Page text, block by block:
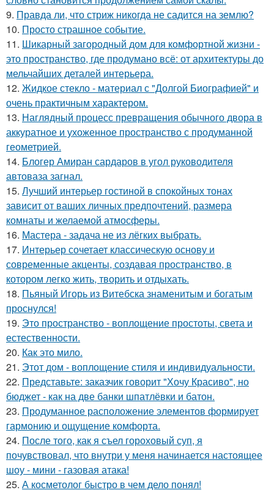
9. Правда ли, что стриж никогда не садится на землю?
10. Просто страшное событие.
11. Шикарный загородный дом для комфортной жизни -
это пространство, где продумано всё: от архитектуры до
мельчайших деталей интерьера.
12. Жидкое стекло - материал с "Долгой Биографией" и
очень практичным характером.
13. Наглядный процесс превращения обычного двора в
аккуратное и ухоженное пространство с продуманной
геометрией.
14. Блогер Амиран сардаров в угол руководителя
автоваза загнал.
15. Лучший интерьер гостиной в спокойных тонах
зависит от ваших личных предпочтений, размера
комнаты и желаемой атмосферы.
16. Мастера - задача не из лёгких выбрать.
17. Интерьер сочетает классическую основу и
современные акценты, создавая пространство, в
котором легко жить, творить и отдыхать.
18. Пьяный Игорь из Витебска знаменитым и богатым
проснулся!
19. Это пространство - воплощение простоты, света и
естественности.
20. Как это мило.
21. Этот дом - воплощение стиля и индивидуальности.
22. Представьте: заказчик говорит "Хочу Красиво", но
бюджет - как на две банки шпатлёвки и батон.
23. Продуманное расположение элементов формирует
гармонию и ощущение комфорта.
24. После того, как я съел гороховый суп, я
почувствовал, что внутри у меня начинается настоящее
шоу - мини - газовая атака!
25. А косметолог быстро в чем дело понял!